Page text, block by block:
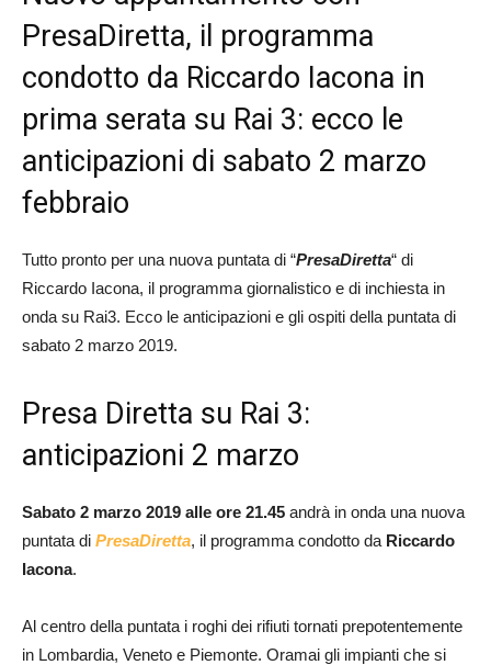
PresaDiretta, il programma
condotto da Riccardo Iacona in
prima serata su Rai 3: ecco le
anticipazioni di sabato 2 marzo
febbraio
Tutto pronto per una nuova puntata di “PresaDiretta“ di
Riccardo Iacona, il programma giornalistico e di inchiesta in
onda su Rai3. Ecco le anticipazioni e gli ospiti della puntata di
sabato 2 marzo 2019.
Presa Diretta su Rai 3:
anticipazioni 2 marzo
Sabato 2 marzo 2019 alle ore 21.45 andrà in onda una nuova
puntata di PresaDiretta, il programma condotto da Riccardo
Iacona.
Al centro della puntata i roghi dei rifiuti tornati prepotentemente
in Lombardia, Veneto e Piemonte. Oramai gli impianti che si